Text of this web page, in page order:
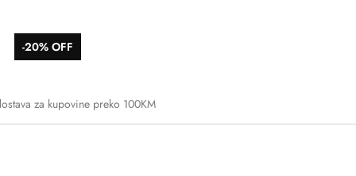
-20% OFF
za kupovine preko 100KM